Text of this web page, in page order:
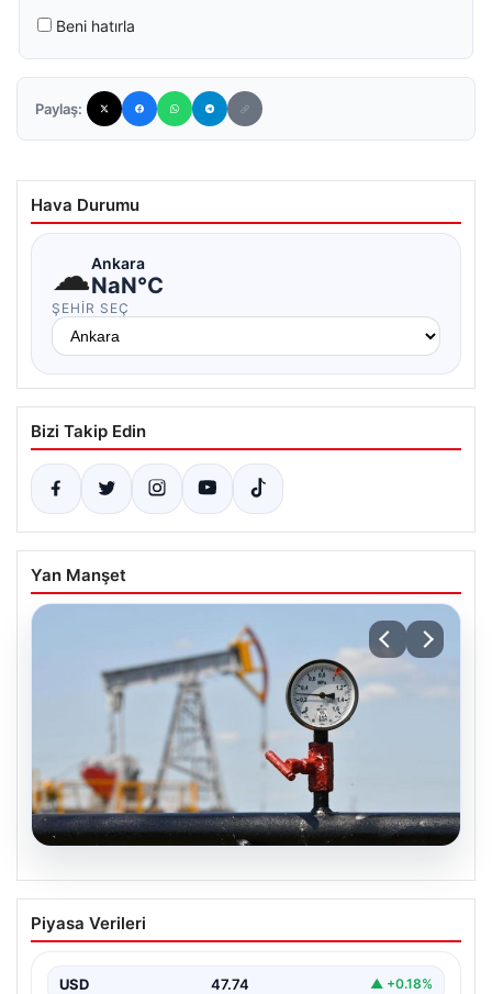
Beni hatırla
Paylaş:
Hava Durumu
☁Ankara
NaN°C
ŞEHIR SEÇ
Bizi Takip Edin
Yan Manşet
Petrol fiyatları 25 Mayıs: Petrol fiyatları
düştü mü, ne kadar oldu? Brent petrol
Piyasa Verileri
USD 47.74 ▲ +0.18%